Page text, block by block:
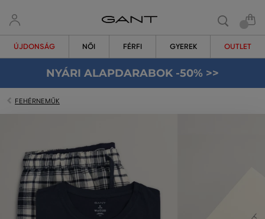
ÚJDONSÁG NŐI FÉRFI GYEREK OUTLET
NYÁRI ALAPDARABOK -50% >>
FEHÉRNEMŰK